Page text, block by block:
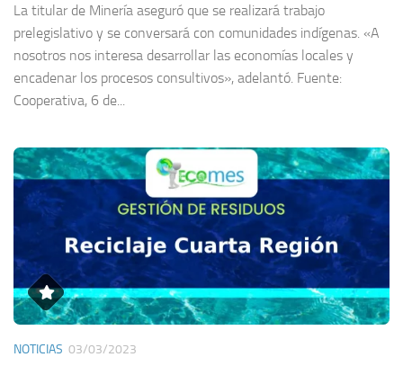
La titular de Minería aseguró que se realizará trabajo
prelegislativo y se conversará con comunidades indígenas. «A
nosotros nos interesa desarrollar las economías locales y
encadenar los procesos consultivos», adelantó. Fuente:
Cooperativa, 6 de...
NOTICIAS 03/03/2023